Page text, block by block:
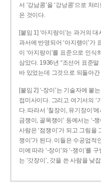
서 ‘강남콩’을 ‘강낭콩’으로 처
은 것이다.
[붙임 1] ‘아지랑이’는 과거의
과서에 반영되어 ‘아지랭이’가
이 ‘아지랑이’를 표준으로 인식
삼았다. 1936년 “조선어 표준말
바 있었는데 그것으로 되돌아
[붙임 2] ‘-장이’는 기술자에 붙
접미사이다. 그리고 여기서의 ‘
다. 따라서 ‘칠장이, 유기장이’
금쟁이, 골목쟁이’ 등에서는 ‘-
사람은 ‘점쟁이’가 되고 그림
쟁이’가 된다. 이들은 수공업적
미에 따라 ‘-장이’와 ‘-쟁이’를
는 ‘갓장이’, 갓을 쓴 사람을 낮